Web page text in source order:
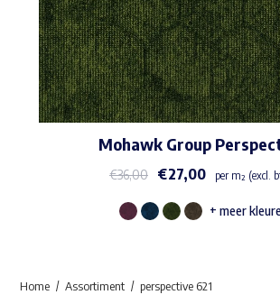
Mohawk Group
€36,00 €27,00 per m² (excl.
Dit
+ meer
Home Assortiment perspective 621